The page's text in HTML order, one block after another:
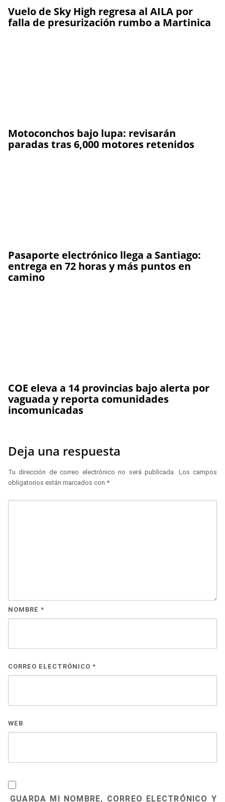
Vuelo de Sky High regresa al AILA por
falla de presurización rumbo a Martinica
Motoconchos bajo lupa: revisarán
paradas tras 6,000 motores retenidos
Pasaporte electrónico llega a Santiago:
entrega en 72 horas y más puntos en
camino
COE eleva a 14 provincias bajo alerta por
vaguada y reporta comunidades
incomunicadas
Deja una respuesta
Tu dirección de correo electrónico no será publicada. Los campos
obligatorios están marcados con *
NOMBRE *
CORREO ELECTRÓNICO *
WEB
GUARDA MI NOMBRE, CORREO ELECTRÓNICO Y